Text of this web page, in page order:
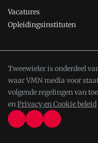
Vacatures
Opleidingsinstituten
Tweewieler is onderdeel
waar VMN media voor
volgende regelingen van
enPrivacy en Cookie beleid